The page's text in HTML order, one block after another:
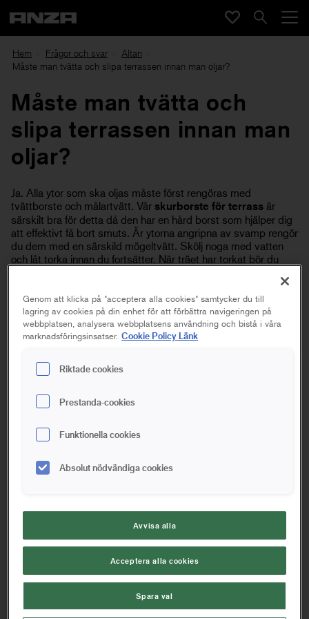
Hem Frågor och svar
Altan
Måste man tvätta och slipa terrassen innan man oljar?
Måste man tvätta och
slipa terrassen innan man
oljar?
Ja. Alla ytor som ska oljas måste först rengöras med
tvättborste och målartvätt. Vår skurborste för terrass är
särskilt bra för detta då den har en hård borst som hjälper dig
att effektivt få bort smuts. Är ytorna angripna av svamp rengör
du dem med en särskild mögeltvätt. Skölj noga med vatten
och låt torka innan du fortsätter. När träet har torkat bör du
skruvar. Med AnzasAltanverktygingår därför en slipplatta för
att underlätta slipningsmomentet.
altan frågor och svar
Hur mycket olja eller lasyr ska jag applicera?
Genom att klicka på "acceptera alla cookies" samtycker du till
lagring av cookies på din enhet för att förbättra navigeringen på
webbplatsen, analysera webbplatsens användning och bistå i våra
marknadsföringsinsatser. Cookie Policy Länk
Riktade cookies
Prestanda-cookies
Funktionella cookies
Absolut nödvändiga cookies
Avvisa alla
Acceptera alla cookies
Spara val